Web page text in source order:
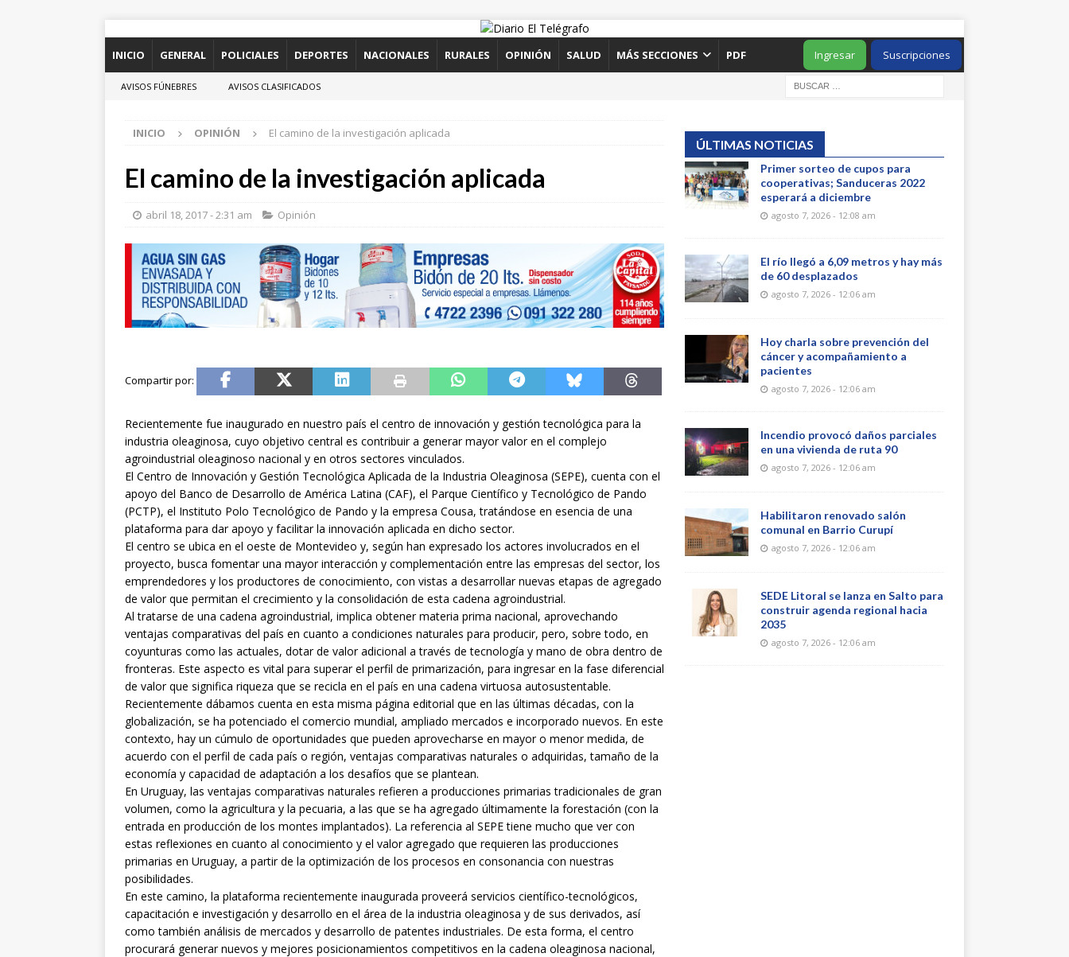
INICIO GENERAL POLICIALES DEPORTES NACIONALES RURALES OPINIÓN SALUD MÁS SECCIONES PDF Suscripciones
Ingresar
AVISOS FÚNEBRES AVISOS CLASIFICADOS
INICIO OPINIÓN El camino de la investigación aplicada
El camino de la investigación aplicada
abril 18, 2017 - 2:31 am Opinión
Recientemente fue inaugurado en nuestro país el centro de innovación y gestión tecnológica para la
industria oleaginosa, cuyo objetivo central es contribuir a generar mayor valor en el complejo
agroindustrial oleaginoso nacional y en otros sectores vinculados.
El Centro de Innovación y Gestión Tecnológica Aplicada de la Industria Oleaginosa (SEPE), cuenta con el
apoyo del Banco de Desarrollo de América Latina (CAF), el Parque Científico y Tecnológico de Pando
(PCTP), el Instituto Polo Tecnológico de Pando y la empresa Cousa, tratándose en esencia de una
plataforma para dar apoyo y facilitar la innovación aplicada en dicho sector.
El centro se ubica en el oeste de Montevideo y, según han expresado los actores involucrados en el
proyecto, busca fomentar una mayor interacción y complementación entre las empresas del sector, los
emprendedores y los productores de conocimiento, con vistas a desarrollar nuevas etapas de agregado
de valor que permitan el crecimiento y la consolidación de esta cadena agroindustrial.
Al tratarse de una cadena agroindustrial, implica obtener materia prima nacional, aprovechando
ventajas comparativas del país en cuanto a condiciones naturales para producir, pero, sobre todo, en
coyunturas como las actuales, dotar de valor adicional a través de tecnología y mano de obra dentro de
fronteras. Este aspecto es vital para superar el perfil de primarización, para ingresar en la fase diferencial
de valor que significa riqueza que se recicla en el país en una cadena virtuosa autosustentable.
Recientemente dábamos cuenta en esta misma página editorial que en las últimas décadas, con la
globalización, se ha potenciado el comercio mundial, ampliado mercados e incorporado nuevos. En este
contexto, hay un cúmulo de oportunidades que pueden aprovecharse en mayor o menor medida, de
acuerdo con el perfil de cada país o región, ventajas comparativas naturales o adquiridas, tamaño de la
economía y capacidad de adaptación a los desafíos que se plantean.
En Uruguay, las ventajas comparativas naturales refieren a producciones primarias tradicionales de gran
volumen, como la agricultura y la pecuaria, a las que se ha agregado últimamente la forestación (con la
entrada en producción de los montes implantados). La referencia al SEPE tiene mucho que ver con
estas reflexiones en cuanto al conocimiento y el valor agregado que requieren las producciones
primarias en Uruguay, a partir de la optimización de los procesos en consonancia con nuestras
posibilidades.
En este camino, la plataforma recientemente inaugurada proveerá servicios científico-tecnológicos,
capacitación e investigación y desarrollo en el área de la industria oleaginosa y de sus derivados, así
como también análisis de mercados y desarrollo de patentes industriales. De esta forma, el centro
procurará generar nuevos y mejores posicionamientos competitivos en la cadena oleaginosa nacional,
ÚLTIMAS NOTICIAS
Primer sorteo de cupos para
cooperativas; Sanduceras 2022
esperará a diciembre
agosto 7, 2026 - 12:08 am
El río llegó a 6,09 metros y hay más
de 60 desplazados
agosto 7, 2026 - 12:06 am
Hoy charla sobre prevención del
cáncer y acompañamiento a
pacientes
agosto 7, 2026 - 12:06 am
Incendio provocó daños parciales
en una vivienda de ruta 90
agosto 7, 2026 - 12:06 am
Habilitaron renovado salón
comunal en Barrio Curupí
agosto 7, 2026 - 12:06 am
SEDE Litoral se lanza en Salto para
construir agenda regional hacia
2035
agosto 7, 2026 - 12:06 am